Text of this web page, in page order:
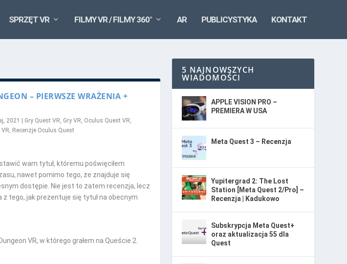
SPRZĘT VR FILMY VR / FILMY 360° AR PUBLICYSTYKA KONTAKT
– PIERWSZE WRAŻENIA +
2021 Gry Quest VR, Gry VR, Oculus Quest VR,
, Recenzje Oculus Quest
wam tytuł, któremu poświęciłem
nawet pomimo tego, że znajduje się
dostępie. Nie jest to zatem recenzja, lecz
z tego, jak prezentuje się tytuł na obecnym
VR, w którego grałem na Queście 2.
5 NAJNOWSZYCH
WIADOMOŚCI
APPLE VISION PRO –
PREMIERA W USA
Meta Quest 3 – Recenzja
Yupitergrad 2: The Lost
Station [Meta Quest 2/Pro] –
Recenzja | Kadukowo
Subskrypcja Meta Quest+
oraz aktualizacja 55 dla
Quest